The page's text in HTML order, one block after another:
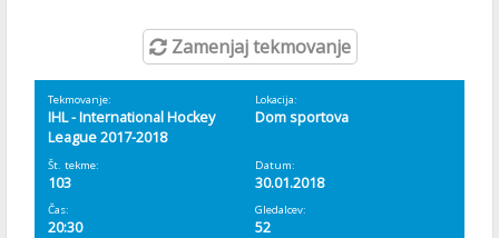
Zamenjaj tekmovanje
Tekmovanje:
IHL - International Hockey
League 2017-2018
Lokacija:
Dom sportova
Št. tekme:
103
Datum:
30.01.2018
Čas:
20:30
Gledalcev:
52